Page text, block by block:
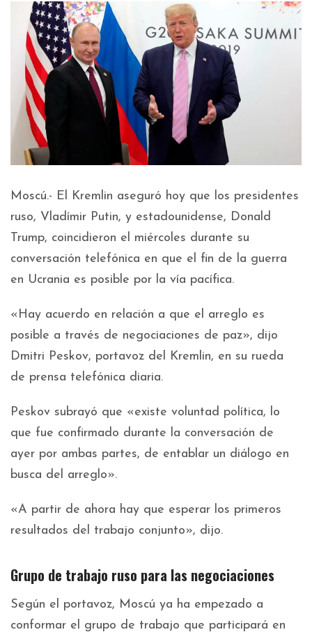
Moscú.- El Kremlin aseguró hoy que los presidentes
ruso, Vladímir Putin, y estadounidense, Donald
Trump, coincidieron el miércoles durante su
conversación telefónica en que el fin de la guerra
en Ucrania es posible por la vía pacífica.
«Hay acuerdo en relación a que el arreglo es
posible a través de negociaciones de paz», dijo
Dmitri Peskov, portavoz del Kremlin, en su rueda
de prensa telefónica diaria.
Peskov subrayó que «existe voluntad política, lo
que fue confirmado durante la conversación de
ayer por ambas partes, de entablar un diálogo en
busca del arreglo».
«A partir de ahora hay que esperar los primeros
resultados del trabajo conjunto», dijo.
Grupo de trabajo ruso para las negociaciones
Según el portavoz, Moscú ya ha empezado a
conformar el grupo de trabajo que participará en